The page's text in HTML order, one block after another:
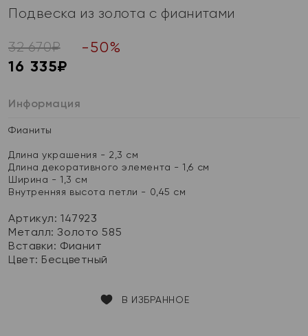
Подвеска из золота с фианитами
32 670₽ -50%
16 335₽
Информация
Фианиты
Длина украшения - 2,3 см
Длина декоративного элемента - 1,6 см
Ширина - 1,3 см
Внутренняя высота петли - 0,45 см
Артикул: 147923
Металл:Золото 585
Вставки: Фианит
Цвет: Бесцветный
В ИЗБРАННОЕ